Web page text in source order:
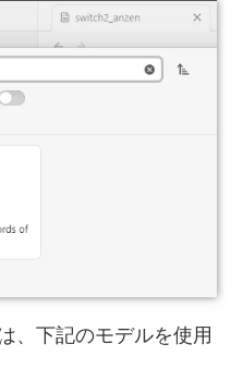
、下記のモデルを使用